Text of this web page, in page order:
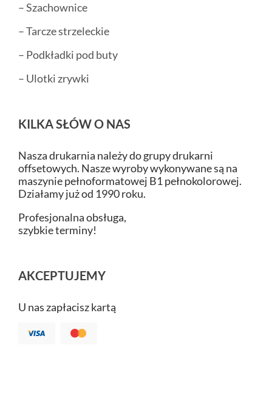
– Szachownice
– Tarcze strzeleckie
– Podkładki pod buty
– Ulotki zrywki
KILKA SŁÓW O NAS
Nasza drukarnia należy do grupy drukarni
offsetowych. Nasze wyroby wykonywane są na
maszynie pełnoformatowej B1 pełnokolorowej.
Działamy już od 1990 roku.
Profesjonalna obsługa,
szybkie terminy!
AKCEPTUJEMY
U nas zapłacisz kartą